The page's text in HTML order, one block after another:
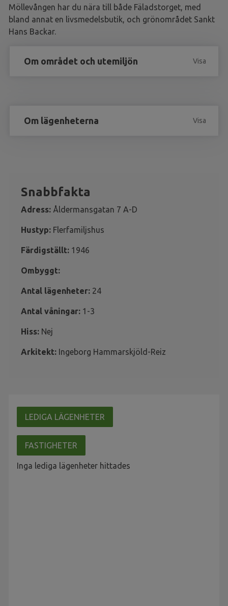
Möllevången har du nära till både Fäladstorget, med
bland annat en livsmedelsbutik, och grönområdet Sankt
Hans Backar.
Om området och utemiljön Visa
Om lägenheterna Visa
Snabbfakta
Adress: Åldermansgatan 7 A-D
Hustyp: Flerfamiljshus
Färdigställt: 1946
Ombyggt:
Antal lägenheter: 24
Antal våningar: 1-3
Hiss: Nej
Arkitekt: Ingeborg Hammarskjöld-Reiz
LEDIGA LÄGENHETER
FASTIGHETER
Inga lediga lägenheter hittades